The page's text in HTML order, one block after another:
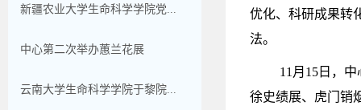
新疆农业大学生命科学学院党...
中心第二次举办蕙兰花展
云南大学生命科学学院于黎院...
优化、科研成果转
法。
11月15日，
徐史绩展、虎门销